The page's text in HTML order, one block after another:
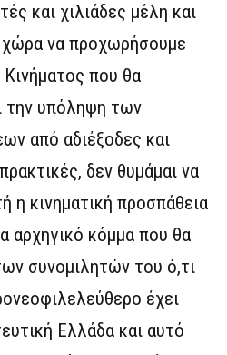
και χιλιάδες μέλη και
να προχωρήσουμε
Κινήματος που θα
την υπόληψη των
από αδιέξοδες και
δεν θυμάμαι να
η κινηματική προσπάθεια
αρχηγικό κόμμα που θα
συνομιλητών του ό,τι
έχει
Ελλάδα και αυτό